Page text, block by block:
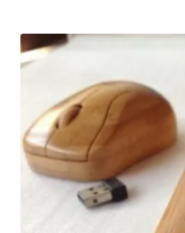
BLACK FRIDAY
Acerca de ArquiRegalos
Contacta